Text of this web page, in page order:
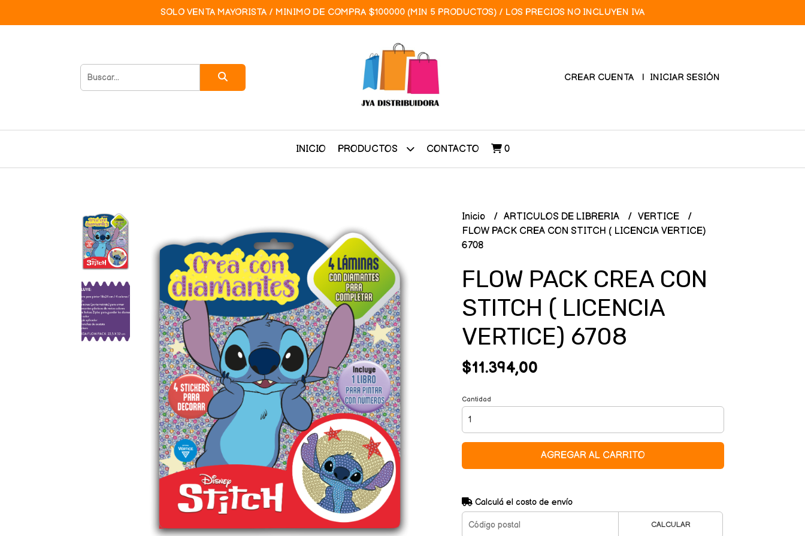
SOLO VENTA MAYORISTA / MINIMO DE COMPRA $100000 (MIN 5 PRODUCTOS) / LOS PRECIOS NO INCLUYEN IVA
CREAR CUENTA INICIAR SESIÓN
INICIO PRODUCTOS CONTACTO 0
Inicio ARTICULOS DE LIBRERIA
VERTICE
FLOW PACK CREA CON STITCH ( LICENCIA VERTICE)
6708
FLOW PACK CREA CON
STITCH ( LICENCIA
VERTICE) 6708
$11.394,00
Cantidad
AGREGAR AL CARRITO
Calculá el costo de envío
CALCULAR